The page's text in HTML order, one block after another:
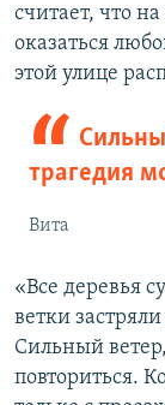
считает, что
оказаться
этой улице
трагедия
Вита
«Все деревья
ветки
Сильный
повториться.